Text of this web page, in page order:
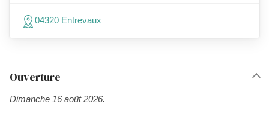
Ouverture
Dimanche 16 août 2026.
04320 Entrevaux